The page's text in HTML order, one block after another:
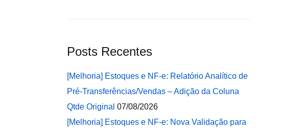
Posts Recentes
[Melhoria] Estoques e NF-e: Relatório Analítico de
Pré-Transferências/Vendas – Adição da Coluna
Qtde Original 07/08/2026
[Melhoria] Estoques e NF-e: Nova Validação para